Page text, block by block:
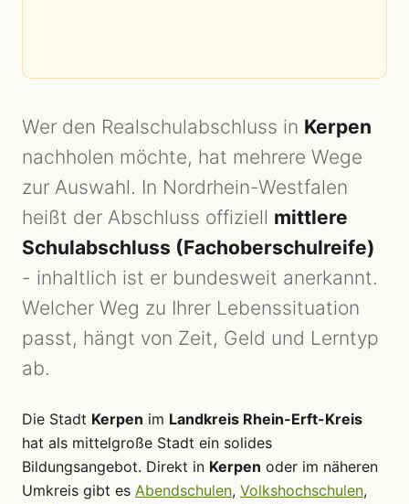
Wer den Realschulabschluss in Kerpen
nachholen möchte, hat mehrere Wege
zur Auswahl. In Nordrhein-Westfalen
heißt der Abschluss offiziell mittlere
Schulabschluss (Fachoberschulreife)
- inhaltlich ist er bundesweit anerkannt.
Welcher Weg zu Ihrer Lebenssituation
passt, hängt von Zeit, Geld und Lerntyp
ab.
Die Stadt Kerpen im Landkreis Rhein-Erft-Kreis
hat als mittelgroße Stadt ein solides
Bildungsangebot. Direkt in Kerpen oder im näheren
Umkreis gibt es Abendschulen, Volkshochschulen,